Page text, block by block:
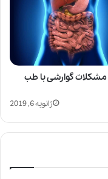
مشکلات گوارشی با طب
ژانویه 6, 2019